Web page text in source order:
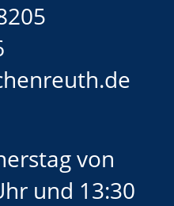
von
und 13:30